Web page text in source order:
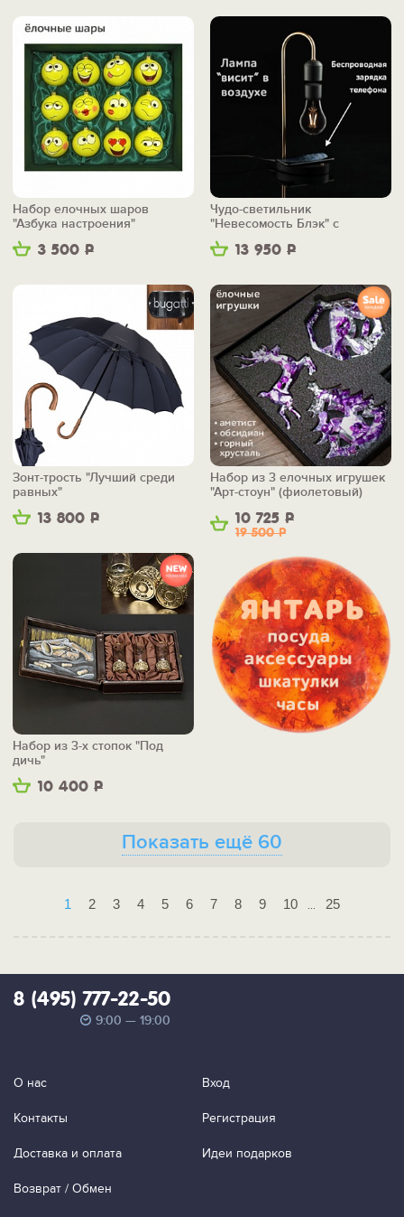
3 500 Р
Набор елочных шаров
"Азбука настроения"
13 950 Р
Чудо-светильник
"Невесомость Блэк" с
беспроводной зарядкой
13 800 Р
Зонт-трость "Лучший среди
равных"
10 725 Р
19 500Р
Набор из 3 елочных игрушек
"Арт-стоун" (фиолетовый)
10 400 Р
Набор из 3-х стопок "Под
дичь"
Показать ещё 60
1 2 3 4 5 6 7 8 9 10 ... 25
8 (495) 777-22-50
9:00 — 19:00
О нас
Контакты
Доставка и оплата
Возврат / Обмен
Вход
Регистрация
Идеи подарков